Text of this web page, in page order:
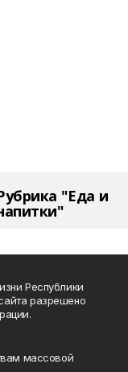
"Еда и
Республики
разрешено
массовой